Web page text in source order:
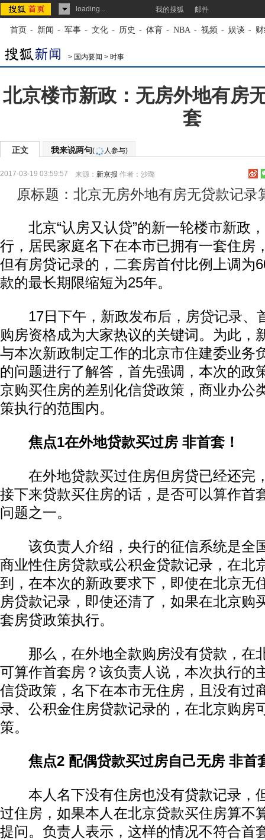
loading... 我的搜狐 邮件
首页 - 新闻 - 军事 - 文化 - 历史 - 体育 - NBA - 视频 - 娱谈 -
> 国内要闻 > 时事
北京楼市新政：无房外地有房
套
正文 我来说两句( 人参与)
2017-03-19 03:59:57 来源： 新京报 作者：沙璐
原标题：北京无房外地有房无贷款记录
北京“认房又认贷”的新一轮楼市新政
行，居民家庭名下在本市已拥有一套住房
但有房贷记录的，二套房首付比例上调为
款的最长期限缩短为25年。
17日下午，新政发布后，房贷记录、
购房资格成为大家热议的关键词。为此，
与本次新政制定工作的北京市住建委业务
的问题进行了解答，首先强调，本次的政
京购买住房的差别化信贷政策，商业办公
策执行的范围内。
焦点1在外地贷款买过房 非首套！
在外地贷款买过住房但房贷已经还完
接下来贷款买住房的话，是否可以算作首
问题之一。
该负责人介绍，央行的征信系统是全
商业性住房贷款或公积金贷款记录，在北
到，在本次的新政要求下，即使在北京无
房贷款记录，即使还清了，如果在北京购
套房贷政策执行。
那么，在外地全款购房没有贷款，在
可算作首套房？该负责人说，本次执行的
信贷政策，名下在本市无住房，且没有过
录、公积金住房贷款记录的，在北京购房
策。
焦点2 配偶贷款买过房自己无房 非首
本人名下没有住房也没有贷款记录，
过住房，如果本人在北京贷款买住房算不
提问。负责人表示，这样的情况不符合首